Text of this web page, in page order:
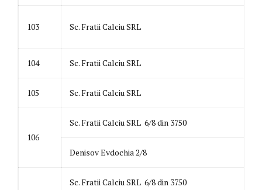
103 Sc. Fratii Calciu SRL
104 Sc. Fratii Calciu SRL
105 Sc. Fratii Calciu SRL
106
Sc. Fratii Calciu SRL 6/8 din 3750
Denisov Evdochia 2/8
Sc. Fratii Calciu SRL 6/8 din 3750